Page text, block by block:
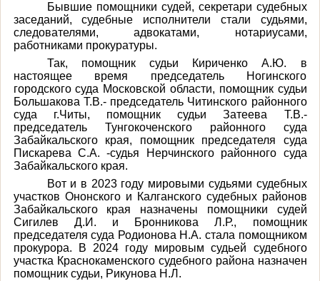
Бывшие помощники судей, секретари судебных
заседаний, судебные исполнители стали судьями,
следователями, адвокатами, нотариусами,
работниками прокуратуры.
Так, помощник судьи Кириченко А.Ю. в
настоящее время председатель Ногинского
городского суда Московской области, помощник судьи
Большакова Т.В.- председатель Читинского районного
суда г.Читы, помощник судьи Затеева Т.В.-
председатель Тунгокоченского районного суда
Забайкальского края, помощник председателя суда
Пискарева С.А. -судья Нерчинского районного суда
Забайкальского края.
Вот и в 2023 году мировыми судьями судебных
участков Ононского и Калганского судебных районов
Забайкальского края назначены помощники судей
Сигилев Д.И. и Бронникова Л.Р., помощник
председателя суда Родионова Н.А. стала помощником
прокурора. В 2024 году мировым судьей судебного
участка Краснокаменского судебного района назначен
помощник судьи, Рикунова Н.Л.